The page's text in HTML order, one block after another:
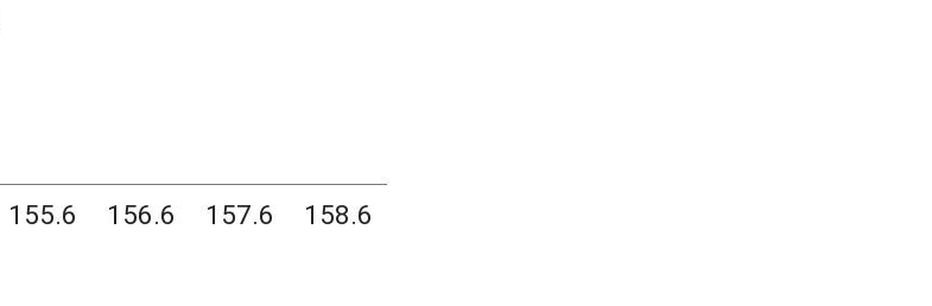
155.6 156.6 157.6
158.6